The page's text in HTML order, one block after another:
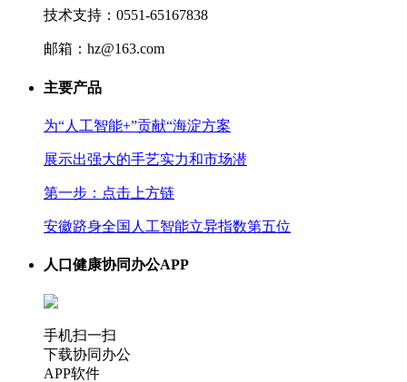
技术支持：0551-65167838
邮箱：hz@163.com
主要产品
为“人工智能+”贡献“海淀方案
展示出强大的手艺实力和市场潜
第一步：点击上方链
安徽跻身全国人工智能立异指数第五位
人口健康协同办公APP
手机扫一扫
下载协同办公
APP软件